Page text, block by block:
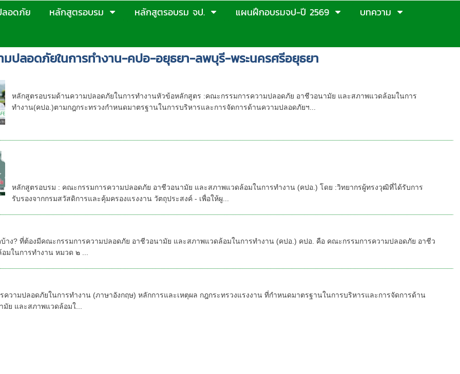
อดภัย หลักสูตรอบรม หลักสูตรอบรม จป. แผนฝึกอบรมจป-ปี 2569 บทความ
มปลอดภัยในการทำงาน-คปอ-อยุธยา-ลพบุรี-พระนครศรีอยุธยา
หลักสูตรอบรมด้านความปลอดภัยในการทำงานหัวข้อหลักสูตร :คณะกรรมการความปลอดภัย อาชีวอนามัย และสภาพแวดล้อมในการ
ทำงาน(คปอ.)ตามกฎกระทรวงกำหนดมาตรฐานในการบริหารและการจัดการด้านความปลอดภัยฯ...
หลักสูตรอบรม : คณะกรรมการความปลอดภัย อาชีวอนามัย และสภาพแวดล้อมในการทำงาน (คปอ.) โดย :วิทยากรผู้ทรงวุฒิที่ได้รับการ
รับรองจากกรมสวัสดิการและคุ้มครองแรงงาน วัตถุประสงค์ - เพื่อให้ผู...
าง? ที่ต้องมีคณะกรรมการความปลอดภัย อาชีวอนามัย และสภาพแวดล้อมในการทำงาน (คปอ.) คปอ. คือ คณะกรรมการความปลอดภัย อาชีว
มในการทำงาน หมวด ๒ ...
วามปลอดภัยในการทำงาน (ภาษาอังกฤษ) หลักการและเหตุผล กฎกระทรวงแรงงาน ที่กำหนดมาตรฐานในการบริหารและการจัดการด้าน
ย และสภาพแวดล้อมใ...